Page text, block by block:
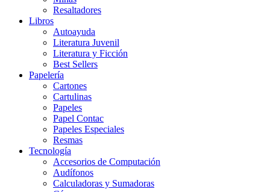
Resaltadores
Libros
Autoayuda
Literatura Juvenil
Literatura y Ficción
Best Sellers
Papelería
Cartones
Cartulinas
Papeles
Papel Contac
Papeles Especiales
Resmas
Tecnología
Accesorios de Computación
Audífonos
Calculadoras y Sumadoras